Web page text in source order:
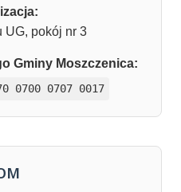
UG, pokój nr 3
Gminy Moszczenica:
0700 0707 0017